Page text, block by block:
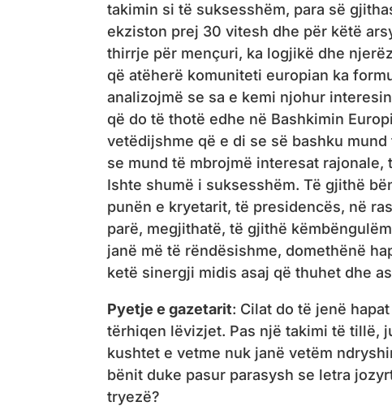
takimin si të suksesshëm, para së
ekziston prej 30 vitesh dhe për këtë
thirrje për mençuri, ka logjikë dhe
që atëherë komuniteti europian ka
analizojmë se sa e kemi njohur
që do të thotë edhe në Bashkimin
vetëdijshme që e di se së bashku
se mund të mbrojmë interesat
Ishte shumë i suksesshëm. Të gjithë
punën e kryetarit, të presidencës, në
parë, megjithatë, të gjithë
janë më të rëndësishme, domethënë
ketë sinergji midis asaj që thuhet dhe
Pyetje e gazetarit: Cilat do të jenë
tërhiqen lëvizjet. Pas një takimi të tillë,
kushtet e vetme nuk janë vetëm
bënit duke pasur parasysh se letra
tryezë?